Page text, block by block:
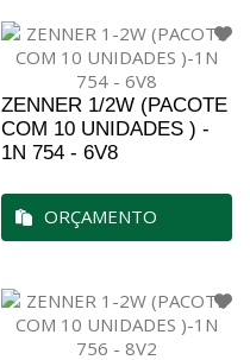
ZENNER 1/2W (PACOTE
COM 10 UNIDADES ) -
1N 754 - 6V8
ORÇAMENTO